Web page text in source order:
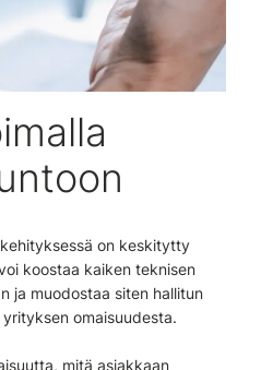
on keskitytty
koostaa kaiken teknisen
ja muodostaa siten hallitun
omaisuudesta.
mitä asiakkaan